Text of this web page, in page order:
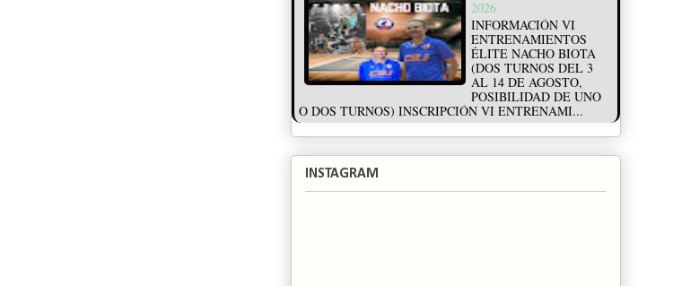
2026
INFORMACIÓN VI
ENTRENAMIENTOS
ÉLITE NACHO BIOTA
(DOS TURNOS DEL 3
AL 14 DE AGOSTO,
POSIBILIDAD DE UNO
O DOS TURNOS) INSCRIPCIÓN VI ENTRENAMI...
INSTAGRAM